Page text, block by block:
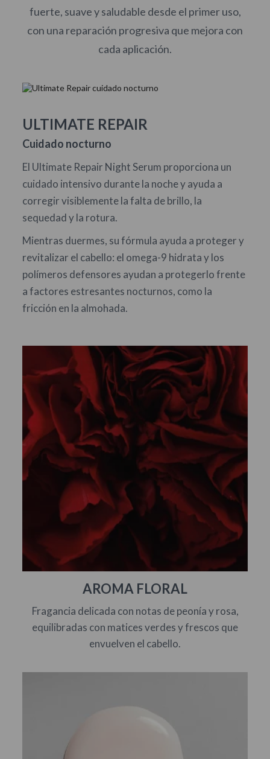
fuerte, suave y saludable desde el primer uso,
con una reparación progresiva que mejora con
cada aplicación.
ULTIMATE REPAIR
Cuidado nocturno
El Ultimate Repair Night Serum proporciona un
cuidado intensivo durante la noche y ayuda a
corregir visiblemente la falta de brillo, la
sequedad y la rotura.
Mientras duermes, su fórmula ayuda a proteger y
revitalizar el cabello: el omega-9 hidrata y los
polímeros defensores ayudan a protegerlo frente
a factores estresantes nocturnos, como la
fricción en la almohada.
AROMA FLORAL
Fragancia delicada con notas de peonía y rosa,
equilibradas con matices verdes y frescos que
envuelven el cabello.